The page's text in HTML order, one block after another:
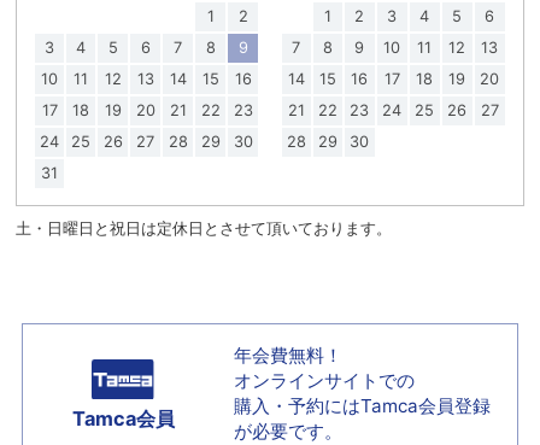
1
2
3
4 5 6 7 8
9
10
11 12 13 14 15
16
17
18 19 20 21 22
23
24
25 26 27 28 29
30
31
1
2 3 4 5
6
7
8 9 10 11 12
13
14
15 16 17 18 19
20
21
22 23 24 25 26
27
28
29 30
土・日曜日と祝日は定休日とさせて頂いております。
Tamca会員
年会費無料！
オンラインサイトでの
購入・予約にはTamca会員登録
が必要です。